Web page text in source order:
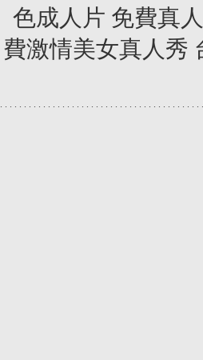
色成人片 免費真
費激情美女真人秀
. . . . . . . . . . . . . . . . . . . . . . . . . . . . . . . . . . . . . . . . . . .